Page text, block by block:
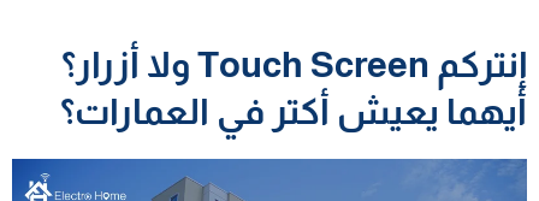
إنتركم Touch Screen ولا أزرار؟
أيهما يعيش أكتر في العمارات؟